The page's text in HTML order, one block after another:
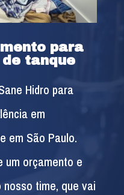
para
tanque
Hidro para
em
em São Paulo.
um orçamento e
time, que vai